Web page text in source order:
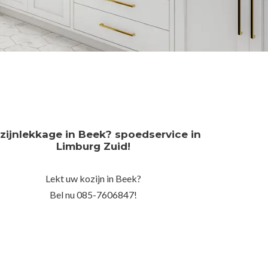
in Beek? spoedservice in
Limburg Zuid!
Lekt uw kozijn in Beek?
Bel nu 085-7606847!